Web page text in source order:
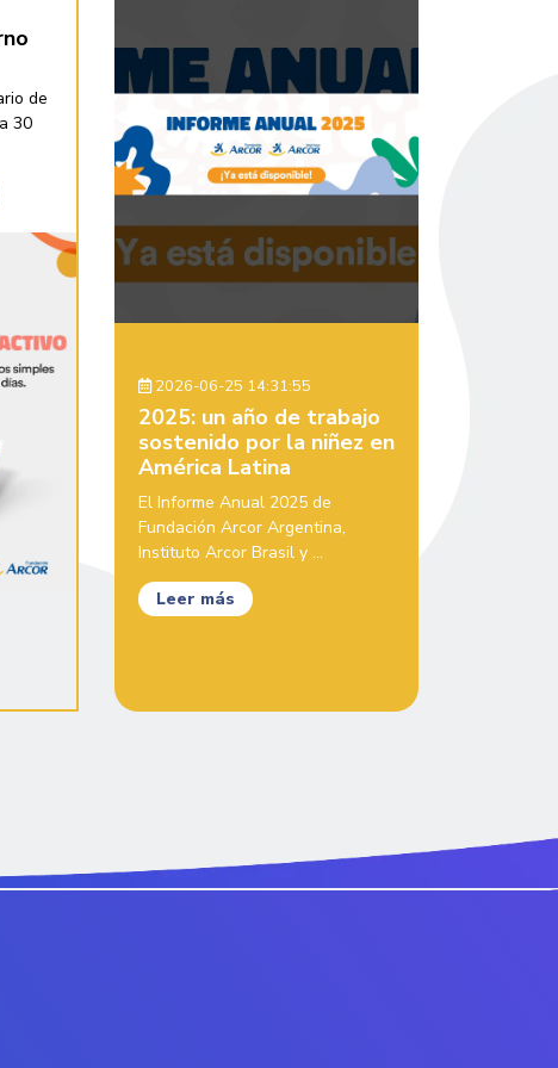
de
30
2026-06-25 14:31:55
2025: un año de trabajo
sostenido por la niñez en
América Latina
El Informe Anual 2025 de
Fundación Arcor Argentina,
Instituto Arcor Brasil y ...
Leer más